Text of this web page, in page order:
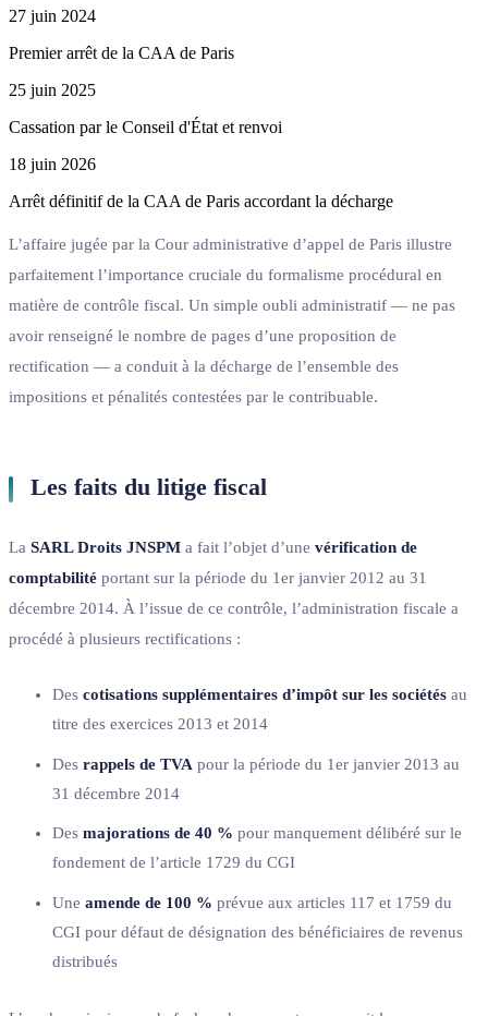
27 juin 2024
Premier arrêt de la CAA de Paris
25 juin 2025
Cassation par le Conseil d'État et renvoi
18 juin 2026
Arrêt définitif de la CAA de Paris accordant la décharge
L’affaire jugée par la Cour administrative d’appel de Paris illustre
parfaitement l’importance cruciale du formalisme procédural en
matière de contrôle fiscal. Un simple oubli administratif — ne pas
avoir renseigné le nombre de pages d’une proposition de
rectification — a conduit à la décharge de l’ensemble des
impositions et pénalités contestées par le contribuable.
Les faits du litige fiscal
La SARL Droits JNSPM a fait l’objet d’une vérification de
comptabilité portant sur la période du 1er janvier 2012 au 31
décembre 2014. À l’issue de ce contrôle, l’administration fiscale a
procédé à plusieurs rectifications :
Des cotisations supplémentaires d’impôt sur les sociétés au
titre des exercices 2013 et 2014
Des rappels de TVA pour la période du 1er janvier 2013 au
31 décembre 2014
Des majorations de 40 % pour manquement délibéré sur le
fondement de l’article 1729 du CGI
Une amende de 100 % prévue aux articles 117 et 1759 du
CGI pour défaut de désignation des bénéficiaires de revenus
distribués